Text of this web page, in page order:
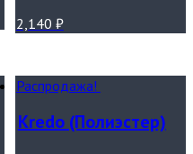
2,140 ₽
Распродажа!
Kredo (Полиэстер)